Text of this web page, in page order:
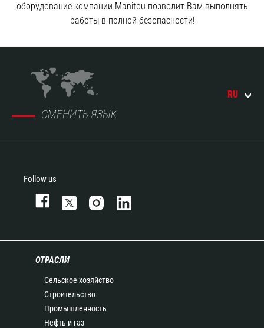
оборудование компании Manitou позволит Вам выполнять
работы в полной безопасности!
СМЕНИТЬ ЯЗЫК
RU
Follow us
ОТРАСЛИ
Сельское хозяйство
Строительство
Промышленность
Нефть и газ